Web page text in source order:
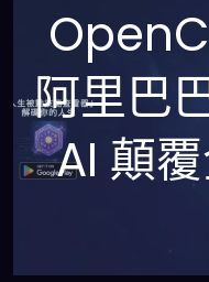
阿里巴
AI 顛